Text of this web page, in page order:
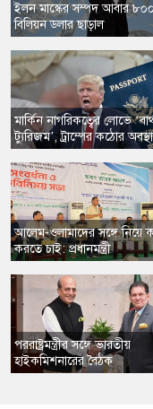
​ইলন মাস্কের সম্পদ আবার ৮০০
বিলিয়ন ডলার ছাড়াল
​মার্কিন নাগরিকত্বের লোভে
ট্যুরিজম’, ট্রাম্পের কঠোর
​আলেম-ওলামাদের সঙ্গে নিয়ে
করতে চাই: প্রধানমন্ত্রী
​পররাষ্ট্রমন্ত্রীর সঙ্গে ভারতীয়
হাইকমিশনারের বৈঠক